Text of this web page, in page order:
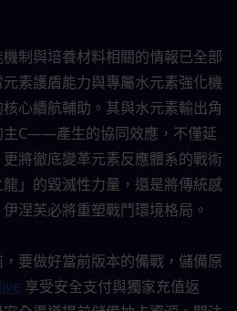
制與培養材料相關的情報已全部
素護盾能力與專屬水元素強化機
心續航輔助。其與水元素輸出角
C——產生的協同效應，不僅延
將徹底變革元素反應體系的戰術
」的毀滅性力量，還是將傳統感
涅芙必將重塑戰鬥環境格局。
要做好當前版本的備戰，儲備原
享受安全支付與獨家充值返